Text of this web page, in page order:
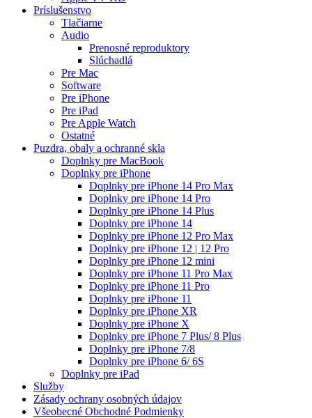
Príslušenstvo
Tlačiarne
Audio
Prenosné reproduktory
Slúchadlá
Pre Mac
Software
Pre iPhone
Pre iPad
Pre Apple Watch
Ostatné
Puzdra, obaly a ochranné skla
Doplnky pre MacBook
Doplnky pre iPhone
Doplnky pre iPhone 14 Pro Max
Doplnky pre iPhone 14 Pro
Doplnky pre iPhone 14 Plus
Doplnky pre iPhone 14
Doplnky pre iPhone 12 Pro Max
Doplnky pre iPhone 12 | 12 Pro
Doplnky pre iPhone 12 mini
Doplnky pre iPhone 11 Pro Max
Doplnky pre iPhone 11 Pro
Doplnky pre iPhone 11
Doplnky pre iPhone XR
Doplnky pre iPhone X
Doplnky pre iPhone 7 Plus/ 8 Plus
Doplnky pre iPhone 7/8
Doplnky pre iPhone 6/ 6S
Doplnky pre iPad
Služby
Zásady ochrany osobných údajov
Všeobecné Obchodné Podmienky